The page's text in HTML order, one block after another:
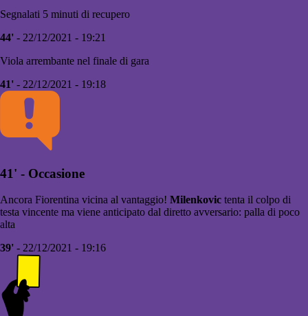
Segnalati 5 minuti di recupero
44' - 22/12/2021 - 19:21
Viola arrembante nel finale di gara
41' - 22/12/2021 - 19:18
41' - Occasione
Ancora Fiorentina vicina al vantaggio! Milenkovic tenta il colpo di
testa vincente ma viene anticipato dal diretto avversario: palla di poco
alta
39' - 22/12/2021 - 19:16